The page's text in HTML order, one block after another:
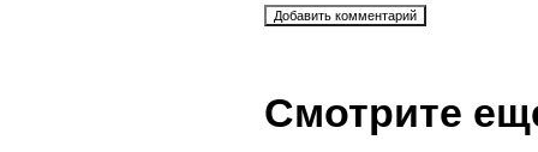
Смотрите